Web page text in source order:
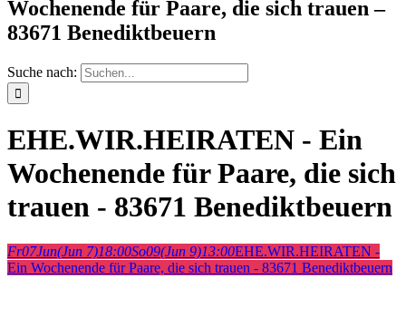
Wochenende für Paare, die sich trauen –
83671 Benediktbeuern
Suche nach:
EHE.WIR.HEIRATEN - Ein
Wochenende für Paare, die sich
trauen - 83671 Benediktbeuern
Fr07Jun(Jun 7)18:00So09(Jun 9)13:00EHE.WIR.HEIRATEN -
Ein Wochenende für Paare, die sich trauen - 83671 Benediktbeuern